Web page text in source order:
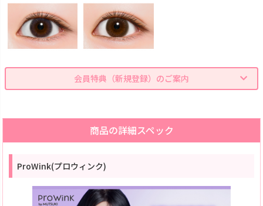
会員特典（新規登録）のご案内
商品の詳細スペック
ProWink(プロウィンク)